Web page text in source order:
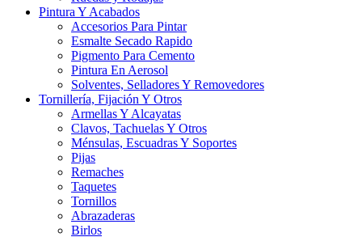
Pintura Y Acabados
Accesorios Para Pintar
Esmalte Secado Rapido
Pigmento Para Cemento
Pintura En Aerosol
Solventes, Selladores Y Removedores
Tornillería, Fijación Y Otros
Armellas Y Alcayatas
Clavos, Tachuelas Y Otros
Ménsulas, Escuadras Y Soportes
Pijas
Remaches
Taquetes
Tornillos
Abrazaderas
Birlos